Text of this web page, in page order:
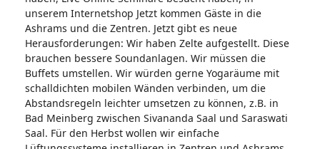
unserem Internetshop Jetzt kommen Gäste in die
Ashrams und die Zentren. Jetzt gibt es neue
Herausforderungen: Wir haben Zelte aufgestellt. Diese
brauchen bessere Soundanlagen. Wir müssen die
Buffets umstellen. Wir würden gerne Yogaräume mit
schalldichten mobilen Wänden verbinden, um die
Abstandsregeln leichter umsetzen zu können, z.B. in
Bad Meinberg zwischen Sivananda Saal und Saraswati
Saal. Für den Herbst wollen wir einfache